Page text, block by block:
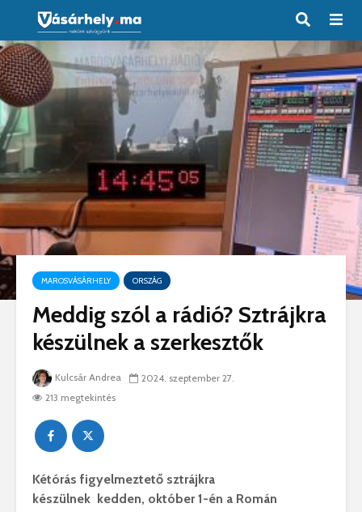
MAROSVÁSÁRHELY ORSZÁG
Meddig szól a rádió? Sztrájkra
készülnek a szerkesztők
Kulcsár Andrea
2024. szeptember 27.
213 megtekintés
Kétórás figyelmeztető sztrájkra
készülnek kedden, október1-én a Román